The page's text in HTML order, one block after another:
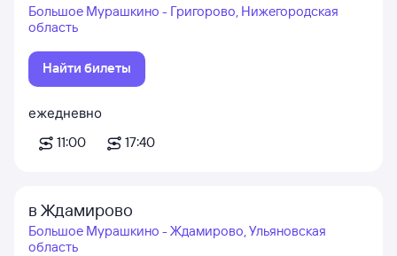
Большое Мурашкино - Григорово, Нижегородская
область
Найти билеты
ежедневно
11:00
17:40
в Ждамирово
Большое Мурашкино - Ждамирово, Ульяновская
область